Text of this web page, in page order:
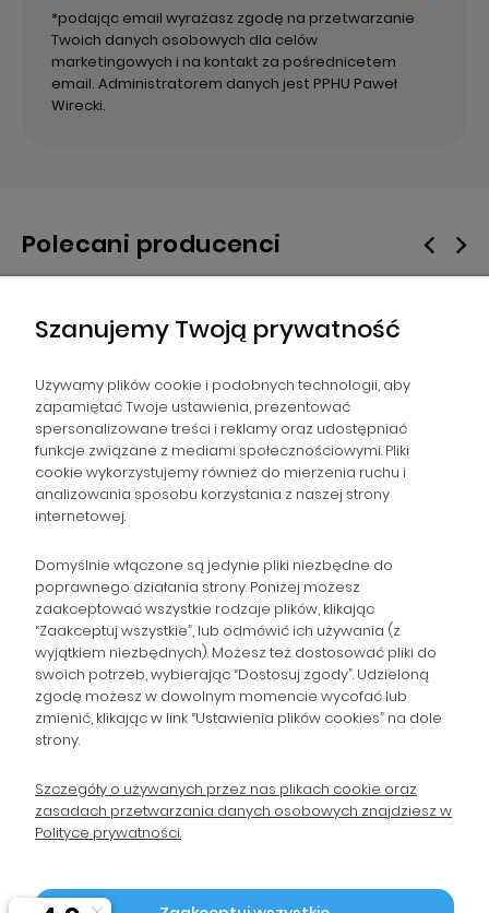
*podając email wyrażasz zgodę na przetwarzanie
Twoich danych osobowych dla celów
marketingowych i na kontakt za pośrednicetem
email. Administratorem danych jest PPHU Paweł
Wirecki.
Polecani producenci
NAWIGACJA
POMOC
ZAMÓWIENIA
POPULARNE KATEGORIE
Gromadzka 46
sklep@wpc24.pl
Zapisz się na Newsletter i
Szanujemy Twoją prywatność
Używamy plików cookie i podobnych technologii, aby
zapamiętać Twoje ustawienia, prezentować
spersonalizowane treści i reklamy oraz udostępniać
funkcje związane z mediami społecznościowymi. Pliki
cookie wykorzystujemy również do mierzenia ruchu i
analizowania sposobu korzystania z naszej strony
internetowej.
Domyślnie włączone są jedynie pliki niezbędne do
poprawnego działania strony. Poniżej możesz
zaakceptować wszystkie rodzaje plików, klikając
“Zaakceptuj wszystkie”, lub odmówić ich używania (z
wyjątkiem niezbędnych). Możesz też dostosować pliki do
swoich potrzeb, wybierając “Dostosuj zgody”. Udzieloną
zgodę możesz w dowolnym momencie wycofać lub
zmienić, klikając w link “Ustawienia plików cookies” na dole
strony.
Szczegóły o używanych przez nas plikach cookie oraz
zasadach przetwarzania danych osobowych znajdziesz w
Polityce prywatności.